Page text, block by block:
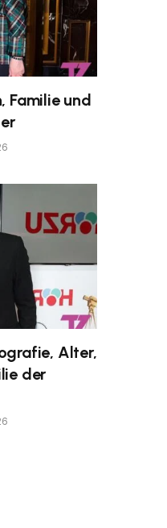
Familie und
Alter,
der